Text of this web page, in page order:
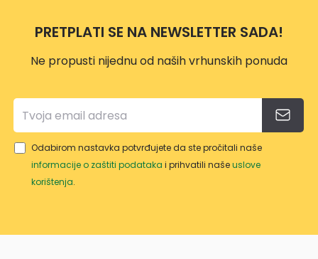
PRETPLATI SE NA NEWSLETTER SADA!
Ne propusti nijednu od naših vrhunskih ponuda
Odabirom nastavka potvrđujete da ste pročitali naše
informacije o zaštiti podataka i prihvatili našeuslove
korištenja.